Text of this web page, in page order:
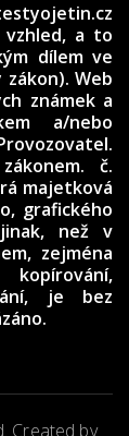
vzhled, a to
dílem ve
zákon). Web
známek a
a/nebo
č.
majetková
grafického
než v
zejména
je bez
Created by